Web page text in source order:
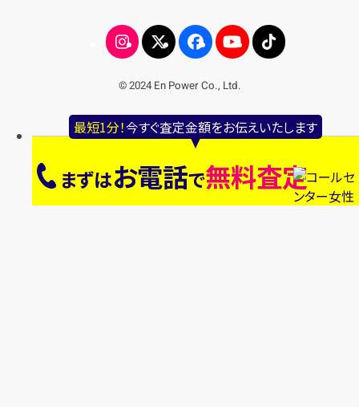
最短1分！今すぐ査定金額をお伝えいたします
まずはお電話で無料査定
© 2024 En Power Co., Ltd.